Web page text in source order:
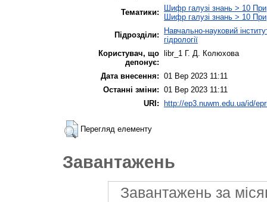
Тематики:
Шифр галузі знань > 10
Шифр галузі знань > 10
Підрозділи:
Навчально-науковий
гідрології
Користувач, що
депонує:
libr_1 Г. Д. Колюхова
Дата внесення: 01 Вер 2023 11:11
Останні зміни: 01 Вер 2023 11:11
URI:
http://ep3.nuwm.edu.ua/id/
Перегляд елементу
Завантажень
Завантажень за